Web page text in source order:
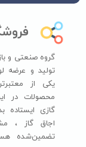
تولید و عرضه
یکی از
محصولات در
گازی ایستاده
اجاق گاز ،​​​​​​​
تضمین‌شده